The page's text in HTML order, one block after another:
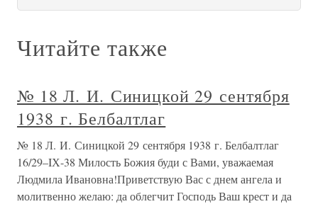
Читайте также
№ 18 Л. И. Синицкой 29 сентября
1938 г. Белбалтлаг
№ 18 Л. И. Синицкой 29 сентября 1938 г. Белбалтлаг
16/29–IХ-38 Милость Божия буди с Вами, уважаемая
Людмила Ивановна!Приветствую Вас с днем ангела и
молитвенно желаю: да облегчит Господь Ваш крест и да